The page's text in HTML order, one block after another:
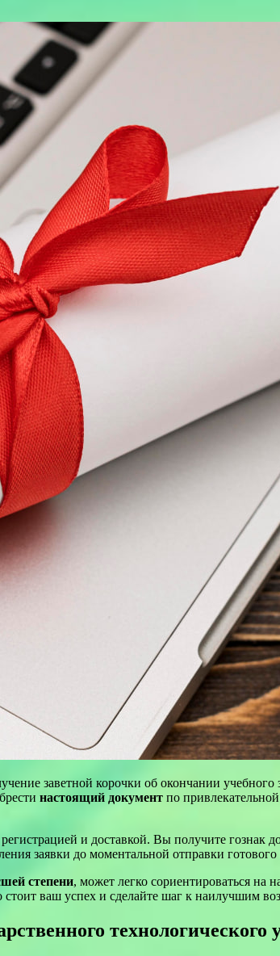
заветной корочки об окончании
настоящий документ по
регистрацией и доставкой. Вы получите гознак
заявки до моментальной отправки готового
степени, может легко сориентироваться на
стоит ваш успех и сделайте шаг к наилучшим
технологического